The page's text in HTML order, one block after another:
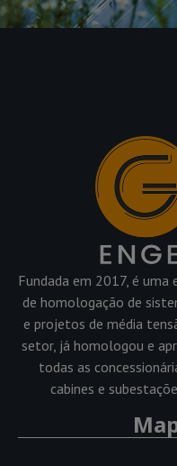
Fundada em 2017, é
de homologação de
e projetos de média
setor, já homologou e
todas as
cabines e